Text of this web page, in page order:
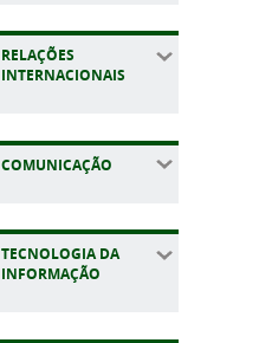
RELAÇÕES
INTERNACIONAIS
COMUNICAÇÃO
TECNOLOGIA DA
INFORMAÇÃO